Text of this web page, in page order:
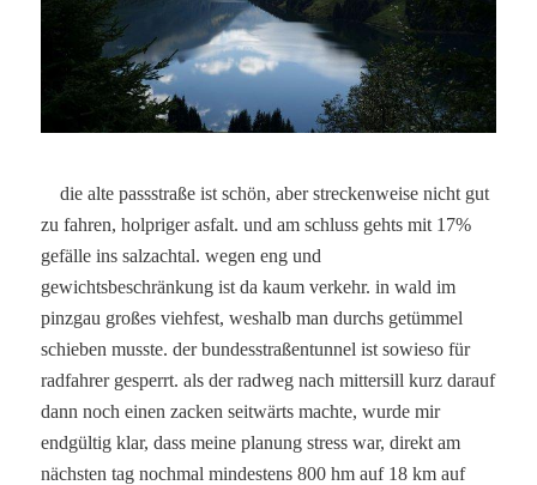
die alte passstraße ist schön, aber streckenweise nicht gut
zu fahren, holpriger asfalt. und am schluss gehts mit 17%
gefälle ins salzachtal. wegen eng und
gewichtsbeschränkung ist da kaum verkehr. in wald im
pinzgau großes viehfest, weshalb man durchs getümmel
schieben musste. der bundesstraßentunnel ist sowieso für
radfahrer gesperrt. als der radweg nach mittersill kurz darauf
dann noch einen zacken seitwärts machte, wurde mir
endgültig klar, dass meine planung stress war, direkt am
nächsten tag nochmal mindestens 800 hm auf 18 km auf